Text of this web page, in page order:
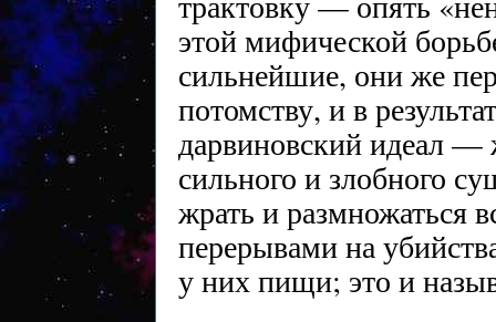
этой мифической
сильнейшие, они же
потомству, и в
дарвиновский идеал —
сильного и злобного
жрать и размножаться
перерывами на
у них пищи; это и